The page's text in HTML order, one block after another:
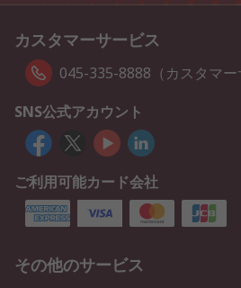
カスタマーサービス
045-335-8888（カスタマー
SNS公式アカウント
ご利用可能カード会社
その他のサービス